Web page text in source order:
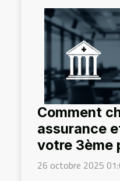
Comment
assurance
votre 3ème
26 octobre 2025